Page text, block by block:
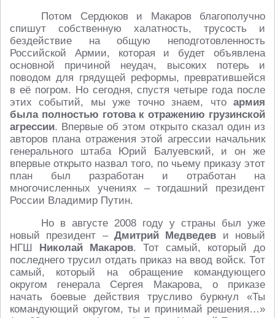
Потом Сердюков и Макаров благополучно
спишут собственную халатность, трусость и
бездействие на общую неподготовленность
Российской Армии, которая и будет объявлена
основной причиной неудач, высоких потерь и
поводом для грядущей реформы, превратившейся
в её погром. Но сегодня, спустя четыре года после
этих событий, мы уже точно знаем, что армия
была полностью готова к отражению грузинской
агрессии. Впервые об этом открыто сказал один из
авторов плана отражения этой агрессии начальник
генерального штаба Юрий Балуевский, и он же
впервые открыто назвал того, по чьему приказу этот
план был разработан и отработан на
многочисленных учениях – тогдашний президент
России Владимир Путин.
Но в августе 2008 году у страны был уже
новый президент – Дмитрий Медведев и новый
НГШ Николай Макаров. Тот самый, который до
последнего трусил отдать приказ на ввод войск. Тот
самый, который на обращение командующего
округом генерала Сергея Макарова, о приказе
начать боевые действия трусливо буркнул «Ты
командующий округом, ты и принимай решения…»